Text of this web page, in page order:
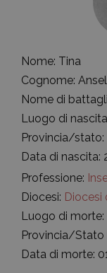
Nome: Tina
Cognome:
Nome di
Luogo di
Provincia/stato:
Data di
Professione:
Diocesi: Diocesi
Luogo di
Provincia/Stato
Data di morte: